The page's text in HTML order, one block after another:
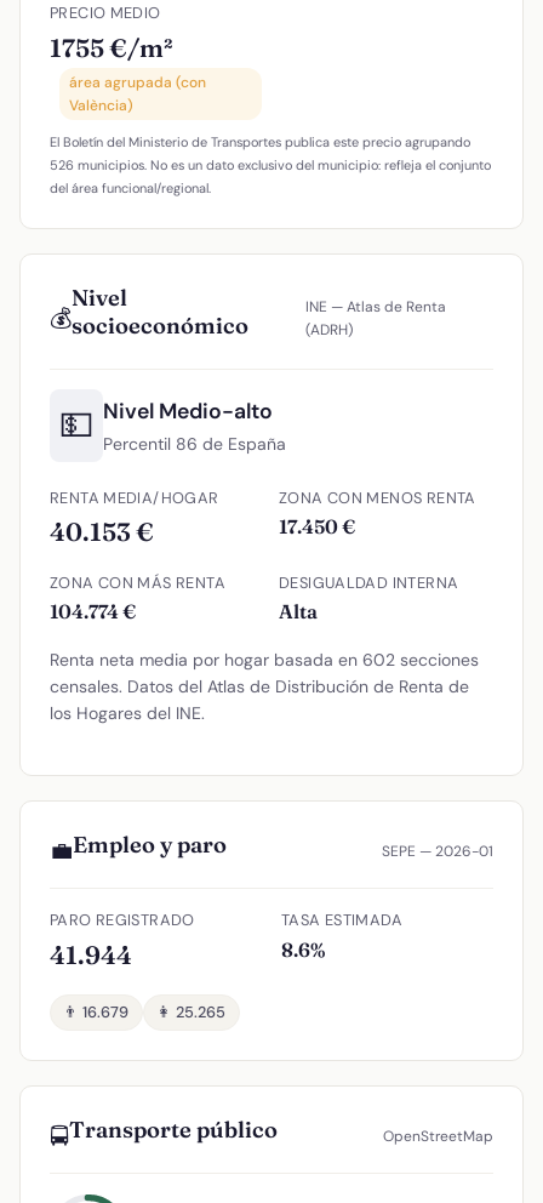
PRECIO MEDIO
1755 €/m²
área agrupada (con
València)
El Boletín del Ministerio de Transportes publica este precio agrupando
526 municipios. No es un dato exclusivo del municipio: refleja el conjunto
del área funcional/regional.
💰
Nivel
socioeconómico
INE — Atlas de Renta
(ADRH)
💵 Nivel Medio-alto
Percentil 86 de España
RENTA MEDIA/HOGAR
40.153 €
ZONA CON MENOS RENTA
17.450 €
ZONA CON MÁS RENTA
104.774 €
DESIGUALDAD INTERNA
Alta
Renta neta media por hogar basada en 602 secciones
censales. Datos del Atlas de Distribución de Renta de
los Hogares del INE.
💼Empleo y paro SEPE — 2026-01
PARO REGISTRADO
41.944
TASA ESTIMADA
8.6%
👨 16.679 👩 25.265
🚍Transporte público OpenStreetMap